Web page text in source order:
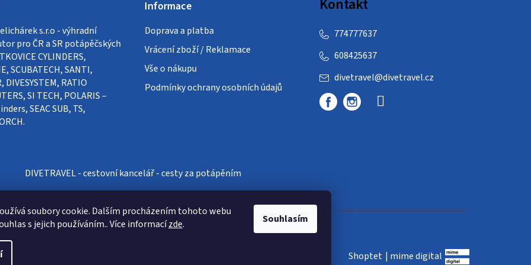
soubory cookie. Dalším procházením tohoto webu
s jejich používáním.. Více informacízde. Souhlasím
s.r.o - výhradní
pro ČR a SR potápěčských
CYLINDERS,
SCUBATECH, SANTI,
DIVESYSTEM, RATIO
SI TECH, POLARIS –
SEAC SUB, TS,
Informace
Doprava a platba
Vrácení zboží / Reklamace
Vše o nákupu
Podmínky ochrany osobních údajů
Kontakt
divetravel@divetravel.cz
608425637
774777637
DIVETRAVEL - cestovní kancelář - cesty za potápěním
Shoptet | mime digital